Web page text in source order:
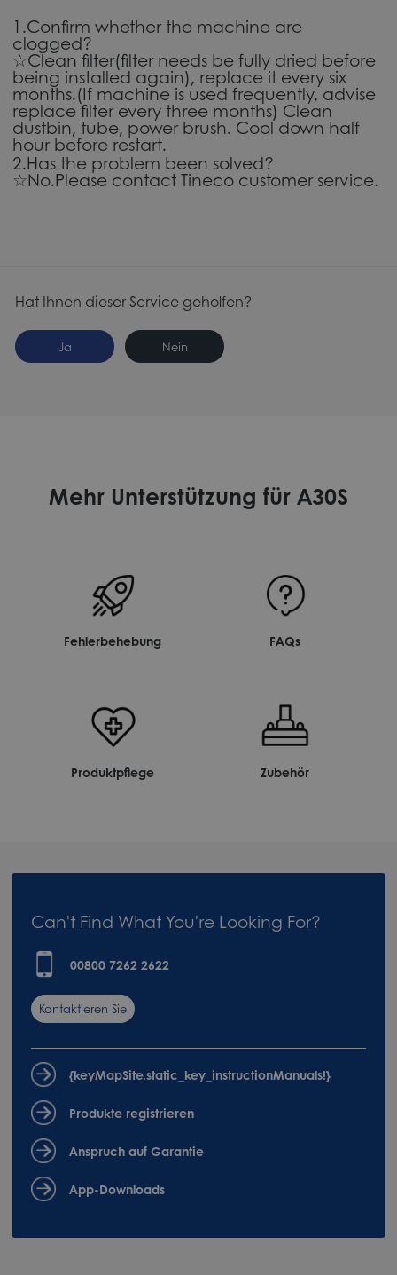
1.Confirm whether the machine are
clogged?
☆Clean filter(filter needs be fully dried before
being installed again), replace it every six
months.(If machine is used frequently, advise
replace filter every three months) Clean
dustbin, tube, power brush. Cool down half
hour before restart.
2.Has the problem been solved?
☆No.Please contact Tineco customer service.
Hat Ihnen dieser Service geholfen?
Ja Nein
Mehr Unterstützung für A30S
Fehlerbehebung FAQs
Produktpflege Zubehör
Can't Find What You're Looking For?
00800 7262 2622
Kontaktieren Sie
{keyMapSite.static_key_instructionManuals!}
Produkte registrieren
Anspruch auf Garantie
App-Downloads